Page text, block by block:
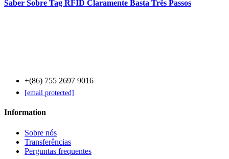
Saber Sobre Tag RFID Claramente Basta Três Passos
+(86) 755 2697 9016
[email protected]
Information
Sobre nós
Transferências
Perguntas frequentes